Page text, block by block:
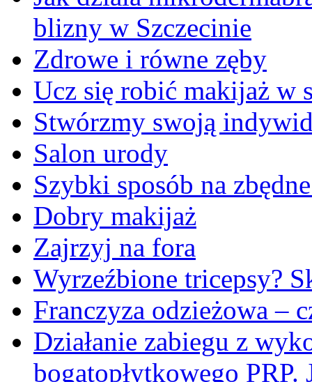
blizny w Szczecinie
Zdrowe i równe zęby
Ucz się robić makijaż w
Stwórzmy swoją
Salon urody
Szybki sposób na
Dobry makijaż
Zajrzyj na fora
Wyrzeźbione tricepsy?
Franczyza odzieżowa –
Działanie zabiegu z
bogatopłytkowego PRP.